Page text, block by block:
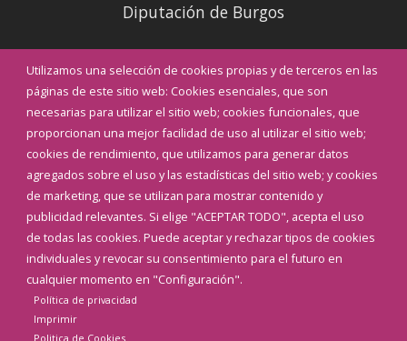
Utilizamos una selección de cookies propias y de terceros en las
páginas de este sitio web: Cookies esenciales, que son
necesarias para utilizar el sitio web; cookies funcionales, que
proporcionan una mejor facilidad de uso al utilizar el sitio web;
cookies de rendimiento, que utilizamos para generar datos
agregados sobre el uso y las estadísticas del sitio web; y cookies
de marketing, que se utilizan para mostrar contenido y
publicidad relevantes. Si elige "ACEPTAR TODO", acepta el uso
de todas las cookies. Puede aceptar y rechazar tipos de cookies
individuales y revocar su consentimiento para el futuro en
cualquier momento en "Configuración".
Política de privacidad
Imprimir
Politica de Cookies
Diputación de Burgos
Noticias
Eventos
Teléfonos de interés
INICIAR SESIÓN
MAPA WEB